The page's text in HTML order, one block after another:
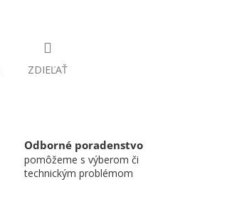
ZDIEĽAŤ
Odborné poradenstvo
pomôžeme s výberom či
technickým problémom